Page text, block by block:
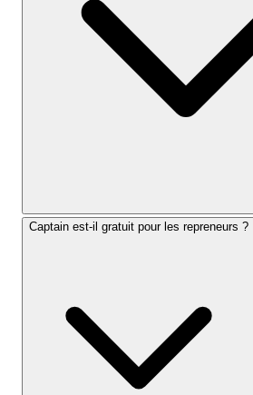
Captain est-il gratuit pour les repreneurs ?